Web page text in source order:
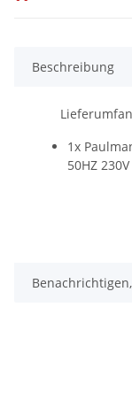
Beschreibung
1x
50HZ